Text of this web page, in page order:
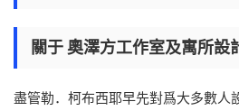
關于 奧澤方工作室及寓所設
盡管勒．柯布西耶早先對爲大多數人